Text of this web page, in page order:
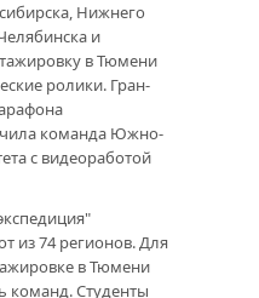
Нижнего
и
в Тюмени
ролики. Гран-
команда Южно-
с видеоработой
из 74 регионов. Для
в Тюмени
команд. Студенты